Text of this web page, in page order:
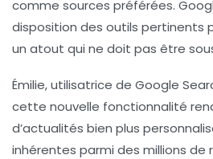
comme sources préférées.
disposition des outils pertinents
un atout qui ne doit pas être
Émilie, utilisatrice de Google
cette nouvelle fonctionnalité
d’actualités bien plus
inhérentes parmi des millions de